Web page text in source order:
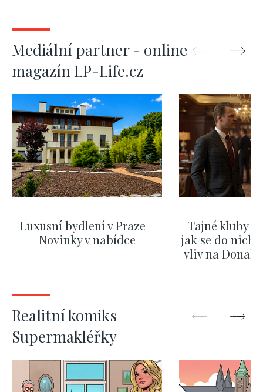
Mediální partner - online
magazín LP-Life.cz
Luxusní bydlení v Praze –
Novinky v nabídce
Tajné kluby
jak se do nich
vliv na
Realitní komiks
Supermakléřky